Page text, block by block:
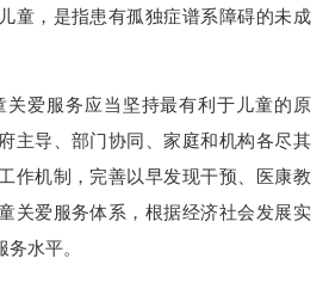
，是指患有孤独症谱系障碍的未成
关爱服务应当坚持最有利于儿童的原
主导、部门协同、家庭和机构各尽其
作机制，完善以早发现干预、医康教
关爱服务体系，根据经济社会发展实
水平。